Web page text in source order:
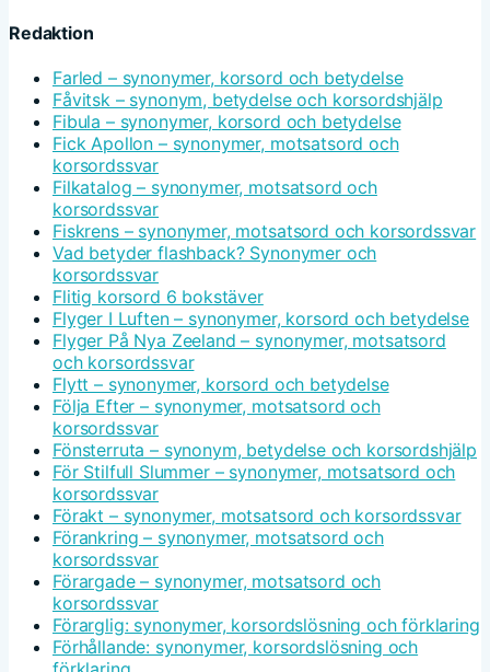
Redaktion
Farled – synonymer, korsord och betydelse
Fåvitsk – synonym, betydelse och korsordshjälp
Fibula – synonymer, korsord och betydelse
Fick Apollon – synonymer, motsatsord och
korsordssvar
Filkatalog – synonymer, motsatsord och
korsordssvar
Fiskrens – synonymer, motsatsord och korsordssvar
Vad betyder flashback? Synonymer och
korsordssvar
Flitig korsord 6 bokstäver
Flyger I Luften – synonymer, korsord och betydelse
Flyger På Nya Zeeland – synonymer, motsatsord
och korsordssvar
Flytt – synonymer, korsord och betydelse
Följa Efter – synonymer, motsatsord och
korsordssvar
Fönsterruta – synonym, betydelse och korsordshjälp
För Stilfull Slummer – synonymer, motsatsord och
korsordssvar
Förakt – synonymer, motsatsord och korsordssvar
Förankring – synonymer, motsatsord och
korsordssvar
Förargade – synonymer, motsatsord och
korsordssvar
Förarglig: synonymer, korsordslösning och förklaring
Förhållande: synonymer, korsordslösning och